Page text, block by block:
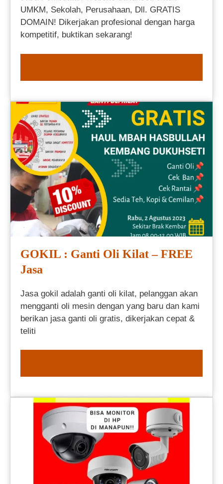
UMKM, Sekolah, Perusahaan, Dll. GRATIS
DOMAIN! Dikerjakan profesional dengan harga
kompetitif, buktikan sekarang!
GOKIL : Ganti Oli Kilat – FREE
Jasa
Jasa gokil adalah ganti oli kilat, pelanggan akan
mengganti oli mesin dengan yang baru dan kami
berikan jasa ganti oli gratis, dikerjakan cepat &
teliti